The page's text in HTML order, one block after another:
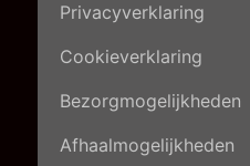
Privacyverklaring
Cookieverklaring
Bezorgmogelijkheden
Afhaalmogelijkheden